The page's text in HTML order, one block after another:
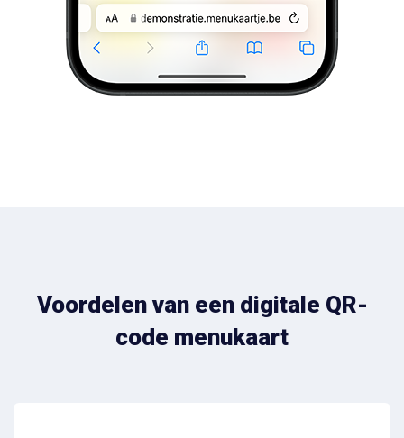
Voordelen van een digitale QR-
code menukaart